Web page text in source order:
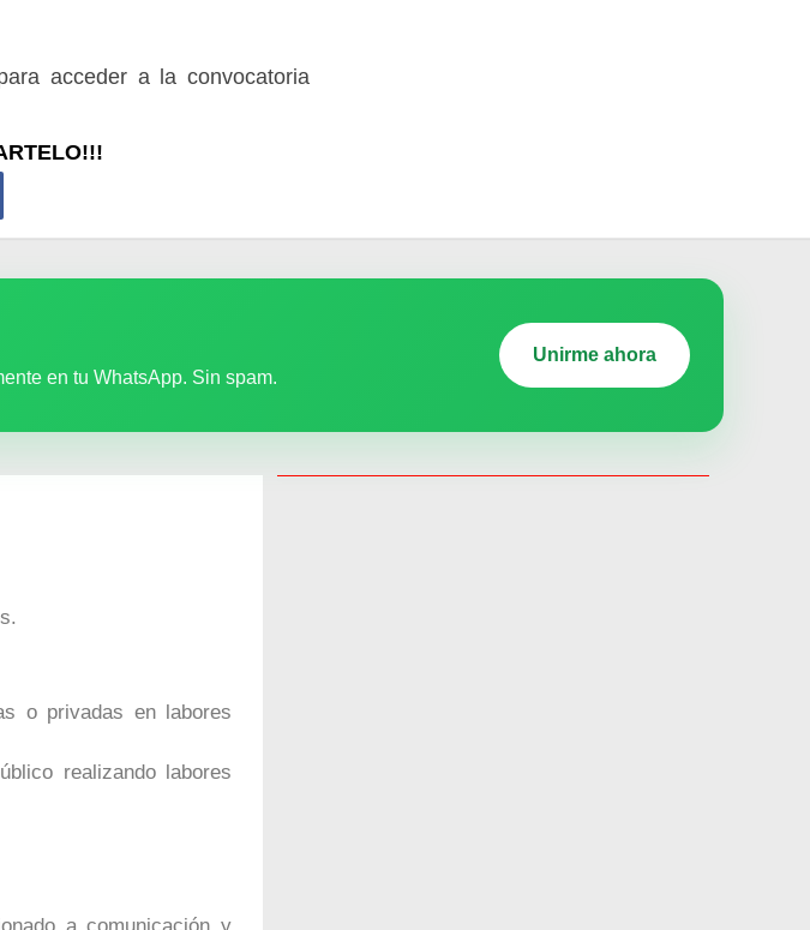
acceder a la convocatoria
en tu WhatsApp. Sin spam.
Unirme ahora
o privadas en labores
realizando labores